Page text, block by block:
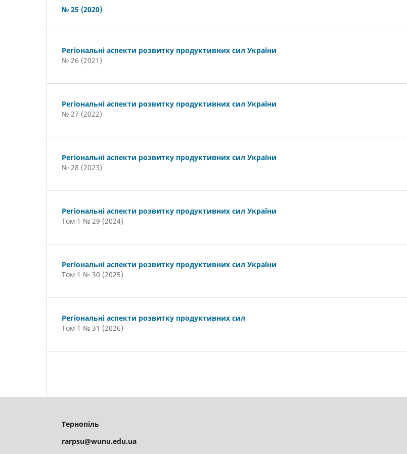
№ 25 (2020)
Регіональні аспекти розвитку продуктивних сил України
№ 26 (2021)
Регіональні аспекти розвитку продуктивних сил України
№ 27 (2022)
Регіональні аспекти розвитку продуктивних сил України
№ 28 (2023)
Регіональні аспекти розвитку продуктивних сил України
Том 1 № 29 (2024)
Регіональні аспекти розвитку продуктивних сил України
Том 1 № 30 (2025)
Регіональні аспекти розвитку продуктивних сил
Том 1 № 31 (2026)
Тернопіль
rarpsu@wunu.edu.ua